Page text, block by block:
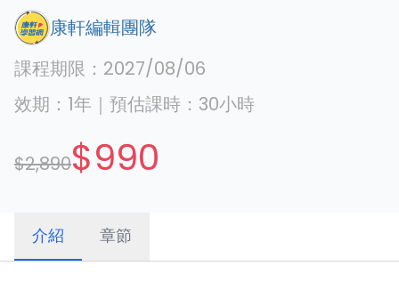
康軒編輯團隊
課程期限： 2027/08/06
效期： 1年 ｜ 預估課時： 30小時
$2,890$990
介紹 章節